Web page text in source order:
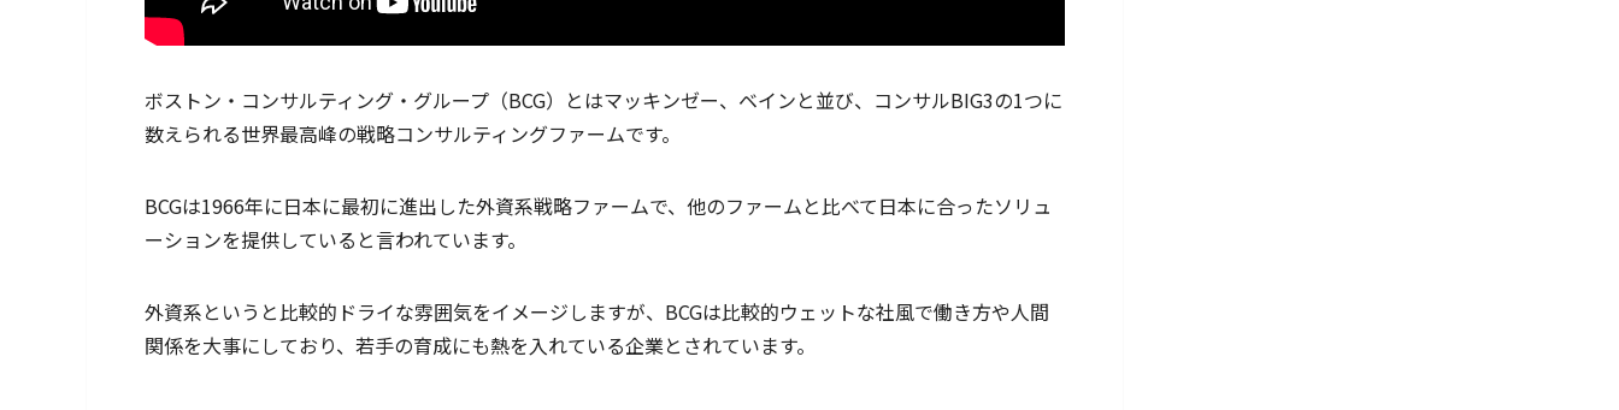
ボストン・コンサルティング・グループ（BCG）とはマッキンゼー、ベインと並び、コンサルBIG3の1つに
数えられる世界最高峰の戦略コンサルティングファームです。
BCGは1966年に日本に最初に進出した外資系戦略ファームで、他のファームと比べて日本に合ったソリュ
ーションを提供していると言われています。
外資系というと比較的ドライな雰囲気をイメージしますが、BCGは比較的ウェットな社風で働き方や人間
関係を大事にしており、若手の育成にも熱を入れている企業とされています。